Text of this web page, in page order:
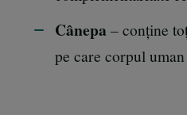
Cânepa – conține
pe care corpul